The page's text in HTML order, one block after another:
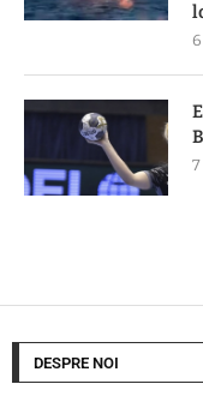
DESPRE NOI